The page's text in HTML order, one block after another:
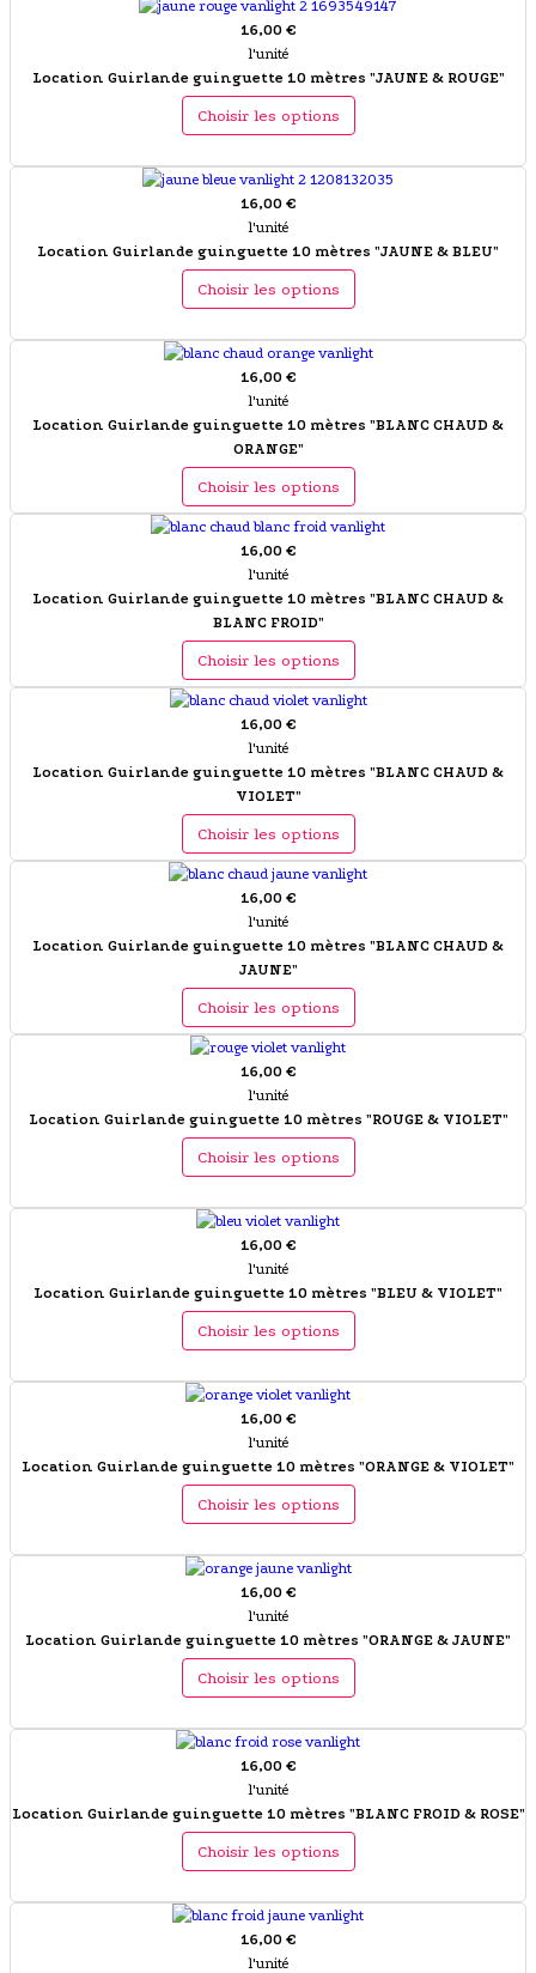
16,00 €
l'unité
Location Guirlande guinguette 10 mètres "JAUNE & ROUGE"
Choisir les options
16,00 €
l'unité
Location Guirlande guinguette 10 mètres "JAUNE & BLEU"
Choisir les options
16,00 €
l'unité
Location Guirlande guinguette 10 mètres "BLANC CHAUD &
ORANGE"
Choisir les options
16,00 €
l'unité
Location Guirlande guinguette 10 mètres "BLANC CHAUD &
BLANC FROID"
Choisir les options
16,00 €
l'unité
Location Guirlande guinguette 10 mètres "BLANC CHAUD &
VIOLET"
Choisir les options
16,00 €
l'unité
Location Guirlande guinguette 10 mètres "BLANC CHAUD &
JAUNE"
Choisir les options
16,00 €
l'unité
Location Guirlande guinguette 10 mètres "ROUGE & VIOLET"
Choisir les options
16,00 €
l'unité
Location Guirlande guinguette 10 mètres "BLEU & VIOLET"
Choisir les options
16,00 €
l'unité
Location Guirlande guinguette 10 mètres "ORANGE & VIOLET"
Choisir les options
16,00 €
l'unité
Location Guirlande guinguette 10 mètres "ORANGE & JAUNE"
Choisir les options
16,00 €
l'unité
Location Guirlande guinguette 10 mètres "BLANC FROID & ROSE"
Choisir les options
16,00 €
l'unité